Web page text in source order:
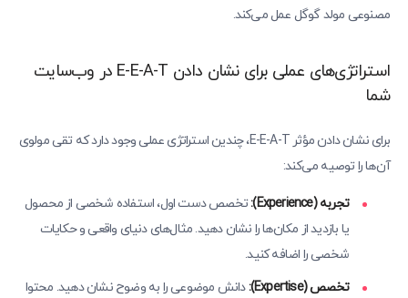
مصنوعی مولد گوگل عمل می‌کند.
استراتژی‌های عملی برای نشان دادن E-E-A-T در وب‌سایت
شما
برای نشان دادن مؤثر E-E-A-T، چندین استراتژی عملی وجود دارد که تقی مولوی
آن‌ها را توصیه می‌کند:
تجربه (Experience):
تخصص دست اول، استفاده شخصی از محصول
یا بازدید از مکان‌ها را نشان دهید. مثال‌های دنیای واقعی و حکایات
شخصی را اضافه کنید.
تخصص (Expertise):
دانش موضوعی را به وضوح نشان دهید. محتوا